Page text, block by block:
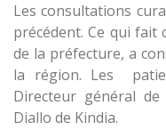
Les consultations
précédent. Ce qui
de la préfecture, a
la région. Les
Directeur général
Diallo de Kindia.